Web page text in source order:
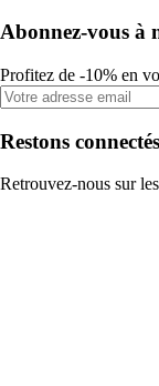
Abonnez-vous à
Profitez de -10% en
Restons connectés
Retrouvez-nous sur